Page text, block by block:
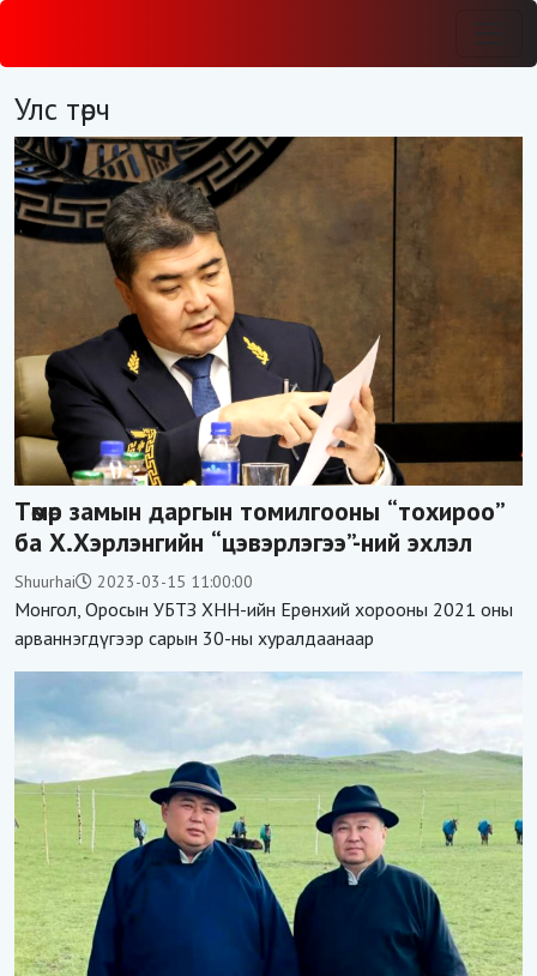
Улс төрч
Төмөр замын даргын томилгооны “тохироо”
ба Х.Хэрлэнгийн “цэвэрлэгээ”-ний эхлэл
Shuurhai 2023-03-15 11:00:00
Монгол, Оросын УБТЗ ХНН-ийн Ерөнхий хорооны 2021 оны
арваннэгдүгээр сарын 30-ны хуралдаанаар